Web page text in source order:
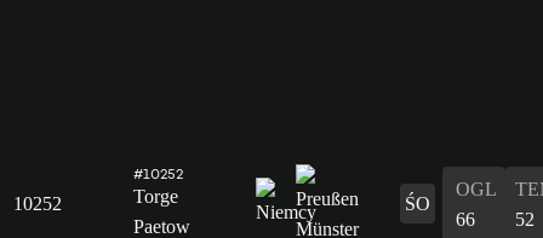
10252
#10252
Torge
Paetow
ŚO
OGL
66
52